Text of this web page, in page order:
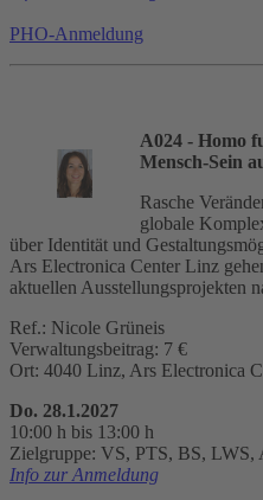
PHO-Anmeldung
A024 - Homo
Mensch-Sein
Rasche
globale
über Identität und
Ars Electronica Center Linz
aktuellen Ausstellungsprojekten
Ref.: Nicole Grüneis
Verwaltungsbeitrag: 7 €
Ort: 4040 Linz, Ars Electronica
Do. 28.1.2027
10:00 h bis 13:00 h
Zielgruppe: VS, PTS, BS,
Info zur Anmeldung